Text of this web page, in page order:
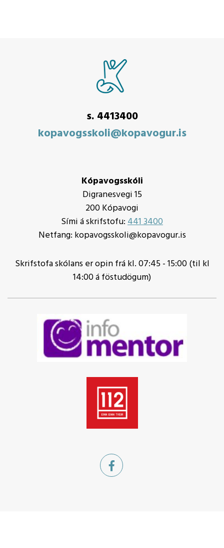
s. 4413400
kopavogsskoli@kopavogur.is
Kópavogsskóli
Digranesvegi 15
200 Kópavogi
Sími á skrifstofu:441 3400
Netfang: kopavogsskoli@kopavogur.is
Skrifstofa skólans er opin frá kl. 07:45 - 15:00 (til kl
14:00 á föstudögum)